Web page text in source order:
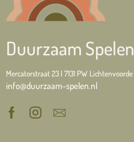
Duurzaam Spelen
Mercatorstraat 23 | 7131 PW Lichtenvoorde
info@duurzaam-spelen.nl